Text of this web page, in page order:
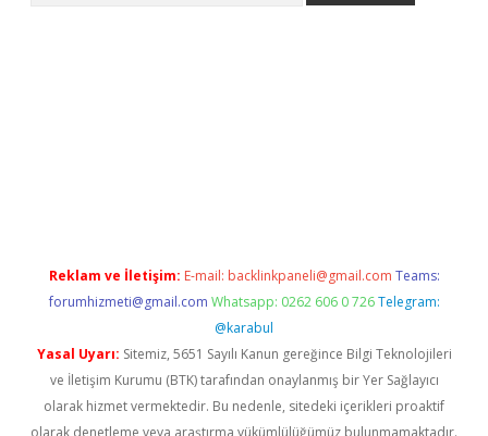
Reklam ve İletişim: E-mail: backlinkpaneli@gmail.com Teams:
forumhizmeti@gmail.com Whatsapp: 0262 606 0 726 Telegram:
@karabul
Yasal Uyarı: Sitemiz, 5651 Sayılı Kanun gereğince Bilgi Teknolojileri
ve İletişim Kurumu (BTK) tarafından onaylanmış bir Yer Sağlayıcı
olarak hizmet vermektedir. Bu nedenle, sitedeki içerikleri proaktif
olarak denetleme veya araştırma yükümlülüğümüz bulunmamaktadır.